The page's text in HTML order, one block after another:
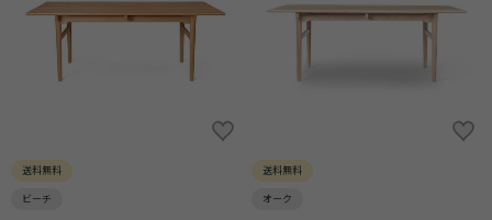
送料無料
ビーチ
送料無料
オーク